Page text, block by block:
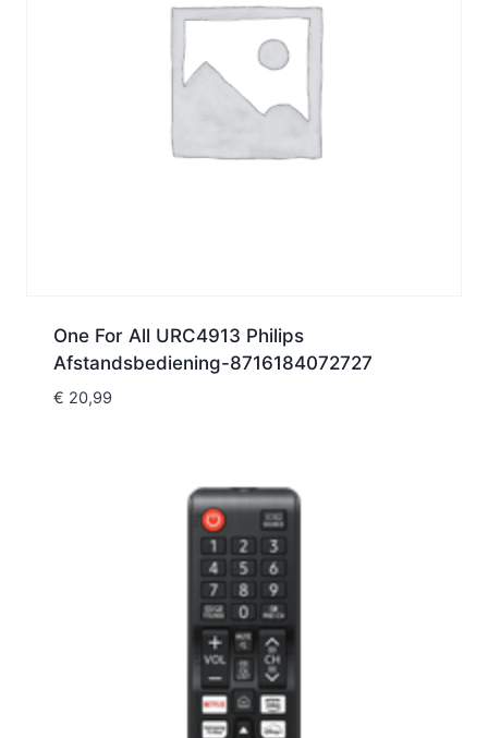
One For All URC4913 Philips
Afstandsbediening-8716184072727
€ 20,99